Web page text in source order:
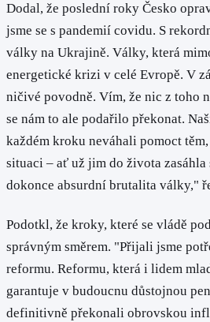
Dodal, že poslední roky Česko
jsme se s pandemií covidu. S
války na Ukrajině. Války, která
energetické krizi v celé Evropě. V
ničivé povodně. Vím, že nic z toho
se nám to ale podařilo překonat.
každém kroku neváhali pomoct
situaci – ať už jim do života zasáhla
dokonce absurdní brutalita války,"
Podotkl, že kroky, které se vládě
správným směrem. "Přijali jsme
reformu. Reformu, která i lidem
garantuje v budoucnu důstojnou
definitivně překonali obrovskou